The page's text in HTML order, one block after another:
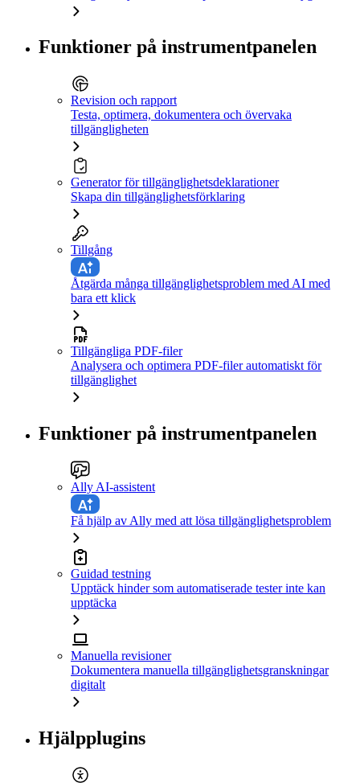
Funktioner på instrumentpanelen
Revision och rapport
Testa, optimera, dokumentera och övervaka
tillgängligheten
Generator för tillgänglighetsdeklarationer
Skapa din tillgänglighetsförklaring
Tillgång
Åtgärda många tillgänglighetsproblem med AI med
bara ett klick
Tillgängliga PDF-filer
Analysera och optimera PDF-filer automatiskt för
tillgänglighet
Funktioner på instrumentpanelen
Ally AI-assistent
Få hjälp av Ally med att lösa tillgänglighetsproblem
Guidad testning
Upptäck hinder som automatiserade tester inte kan
upptäcka
Manuella revisioner
Dokumentera manuella tillgänglighetsgranskningar
digitalt
Hjälpplugins